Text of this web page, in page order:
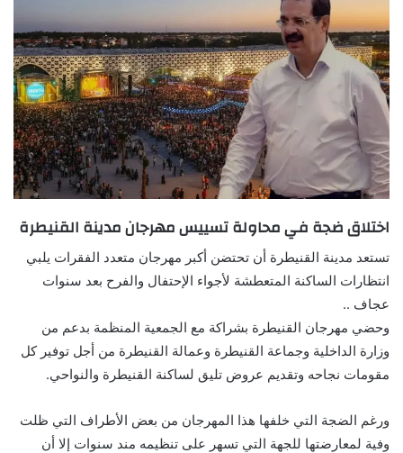
اختلاق ضجة في محاولة تسييس مهرجان مدينة القنيطرة
تستعد مدينة القنيطرة أن تحتضن أكبر مهرجان متعدد الفقرات يلبي
انتظارات الساكنة المتعطشة لأجواء الإحتفال والفرح بعد سنوات
عجاف ..
وحضي مهرجان القنيطرة بشراكة مع الجمعية المنظمة بدعم من
وزارة الداخلية وجماعة القنيطرة وعمالة القنيطرة من أجل توفير كل
مقومات نجاحه وتقديم عروض تليق لساكنة القنيطرة والنواحي.
ورغم الضجة التي خلفها هذا المهرجان من بعض الأطراف التي ظلت
وفية لمعارضتها للجهة التي تسهر على تنظيمه مند سنوات إلا أن